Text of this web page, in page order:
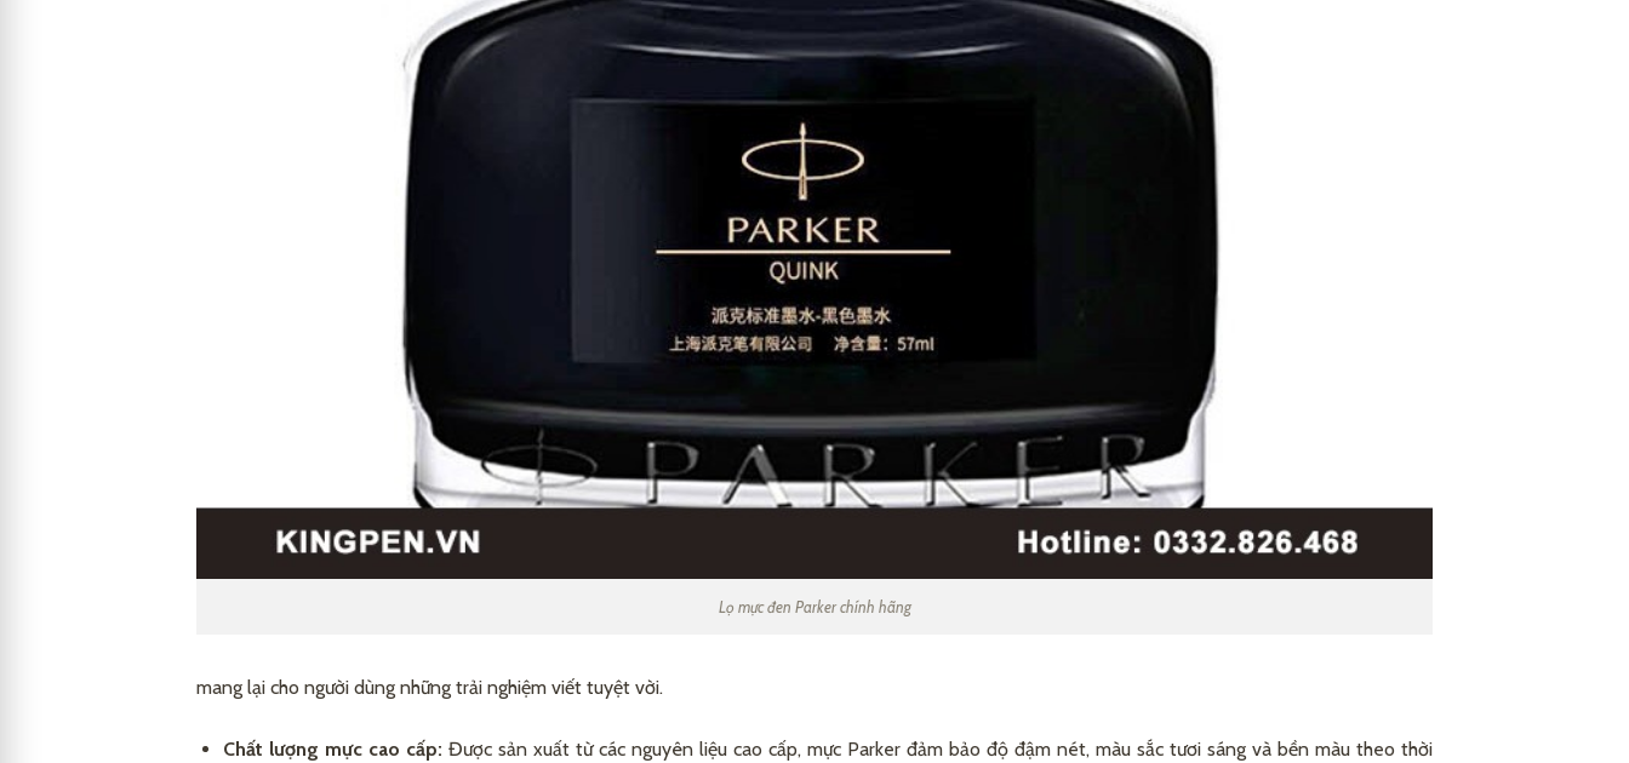
Lọ mực đen Parker chính hãng
mang lại cho người dùng những trải nghiệm viết tuyệt vời.
Chất lượng mực cao cấp: Được sản xuất từ các nguyên liệu cao cấp, mực Parker đảm bảo độ đậm nét, màu sắc tươi sáng và bền màu theo thời